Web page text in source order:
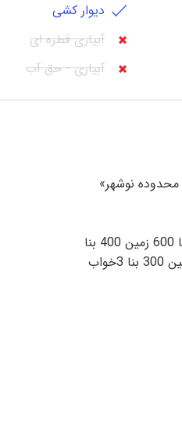
دیوار کشی
آبیاری قطره ای
آبیاری - حق آب